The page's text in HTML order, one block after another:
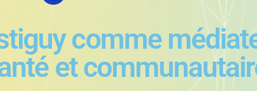
comme
et